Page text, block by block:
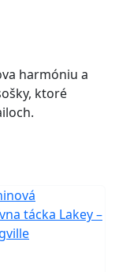
harmóniu a
ktoré